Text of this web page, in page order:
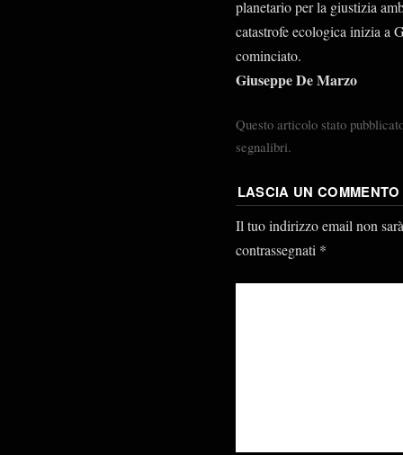
planetario per la giustizia
catastrofe ecologica inizia a
cominciato.
Giuseppe De Marzo
Questo articolo stato
segnalibri.
LASCIA UN COMMENTO
Il tuo indirizzo email non
contrassegnati *